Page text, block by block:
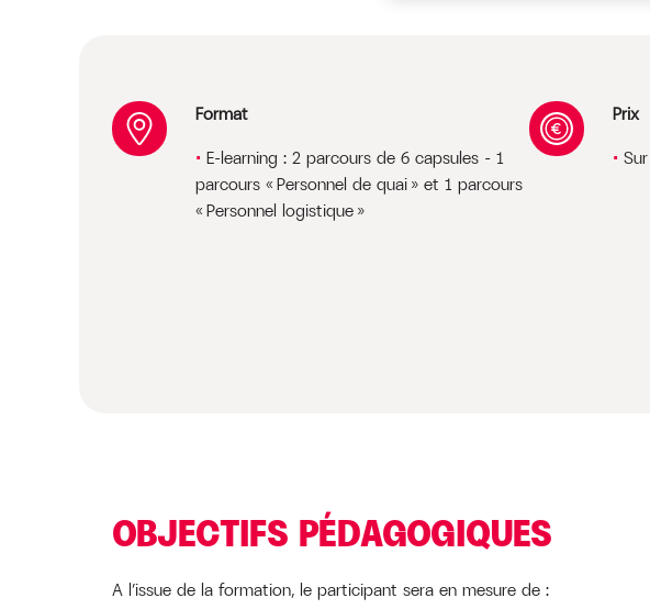
Format
E-learning : 2 parcours de 6 capsules – 1
parcours « Personnel de quai » et 1 parcours
« Personnel logistique »
Prix
OBJECTIFS PÉDAGOGIQUES
A l’issue de la formation, le participant sera en mesure de :